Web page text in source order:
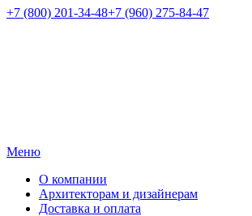
+7 (800) 201-34-48+7 (960) 275-84-47
Меню|
О компании
Архитекторам и дизайнерам
Доставка и оплата